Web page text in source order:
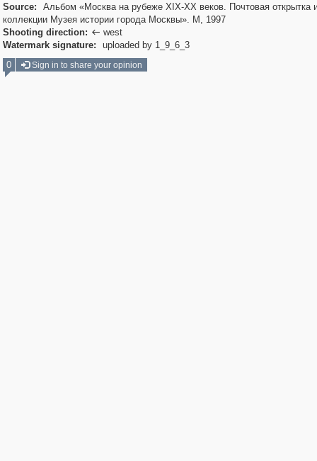
Source:
Альбом «Москва на рубеже XIX-XX веков. Почтовая открытка
коллекции Музея истории города Москвы». М, 1997
Shooting direction:  west
Watermark signature:
uploaded by 1_9_6_3
0
Sign in to share your opinion